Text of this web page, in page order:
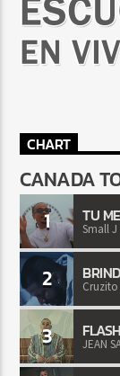
CHART
CANADA
1 TU
Small J
2 Cruzito
3 JEAN